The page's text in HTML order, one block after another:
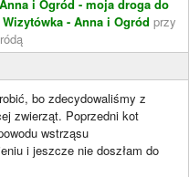
Anna i Ogród - moja droga do
Wizytówka - Anna i Ogród przy
bo zdecydowaliśmy z
zwierząt. Poprzedni kot
wstrząsu
i jeszcze nie doszłam do